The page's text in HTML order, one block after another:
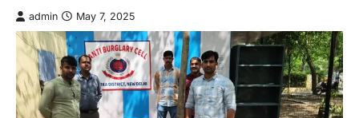
admin May 7, 2025